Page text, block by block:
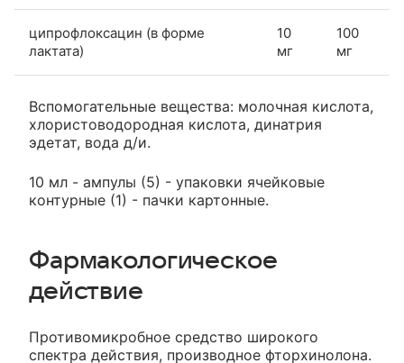
ципрофлоксацин (в форме
лактата)
10
мг
100
мг
Вспомогательные вещества: молочная кислота,
хлористоводородная кислота, динатрия
эдетат, вода д/и.
10 мл - ампулы (5) - упаковки ячейковые
контурные (1) - пачки картонные.
Фармакологическое
действие
Противомикробное средство широкого
спектра действия, производное фторхинолона.